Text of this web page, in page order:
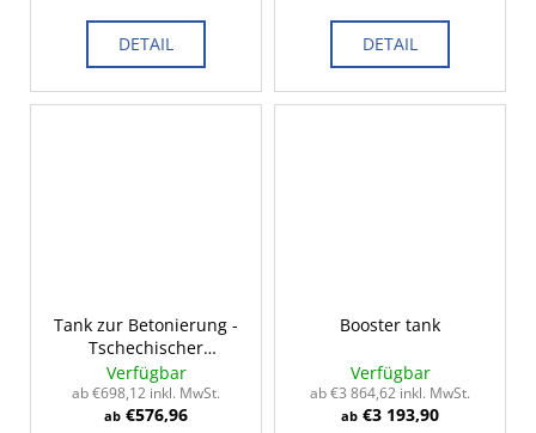
DETAIL DETAIL
Tank zur Betonierung -
Tschechischer
Standard 2-14m³
Verfügbar
ab €698,12 inkl. MwSt.
ab €576,96
Booster tank
Verfügbar
ab €3 864,62 inkl. MwSt.
ab €3 193,90